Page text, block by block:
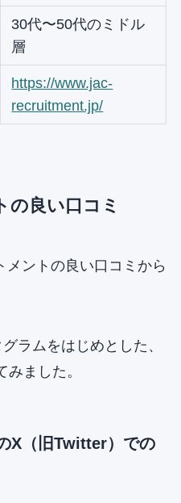
30代〜50代のミドル
層
https://www.jac-
recruitment.jp/
の良い口コミ
メントの良い口コミから
ラムをはじめとした、
ました。
X（旧Twitter）での